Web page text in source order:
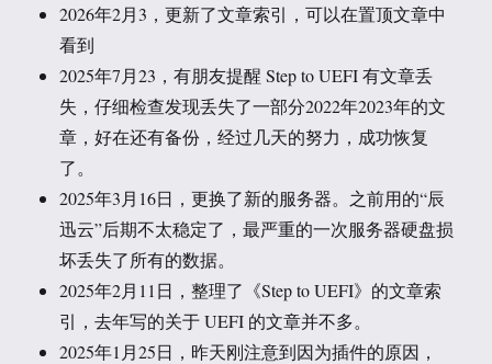
2026年2月3，更新了文章索引，可以在置顶文章中
看到
2025年7月23，有朋友提醒 Step to UEFI 有文章丢
失，仔细检查发现丢失了一部分2022年2023年的文
章，好在还有备份，经过几天的努力，成功恢复
了。
2025年3月16日，更换了新的服务器。之前用的“辰
迅云”后期不太稳定了，最严重的一次服务器硬盘损
坏丢失了所有的数据。
2025年2月11日，整理了《Step to UEFI》的文章索
引，去年写的关于 UEFI 的文章并不多。
2025年1月25日，昨天刚注意到因为插件的原因，